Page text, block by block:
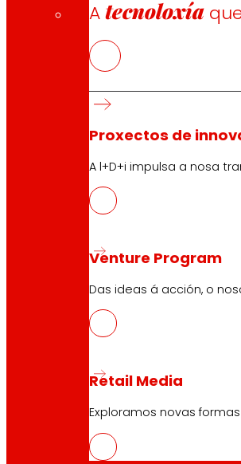
Atecnoloxía
Proxectos de
A l+D+i impulsa a nosa
Venture Program
Das ideas á acción, o
Retail Media
Exploramos novas